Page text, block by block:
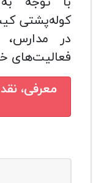
کوله‌پشتی
در مدارس،
فعالیت‌های
معرفی،